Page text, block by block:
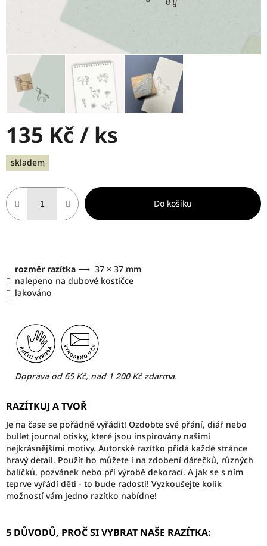
135 Kč / ks
Měrná
cena:
skladem
Do košíku
rozměr razítka ⟶ 37 × 37 mm
nalepeno na dubové kostičce
lakováno
Doprava od 65 Kč, nad 1 200 Kč zdarma.
RAZÍTKUJ A TVOŘ
Je na čase se pořádně vyřádit! Ozdobte své přání, diář nebo
bullet journal otisky, které jsou inspirovány našimi
nejkrásnějšími motivy. Autorské razítko přidá každé stránce
hravý detail. Použít ho můžete i na zdobení dárečků, různých
balíčků, pozvánek nebo při výrobě dekorací. A jak se s ním
teprve vyřádí děti - to bude radosti! Vyzkoušejte kolik
možností vám jedno razítko nabídne!
5 DŮVODŮ, PROČ SI VYBRAT NAŠE RAZÍTKA: